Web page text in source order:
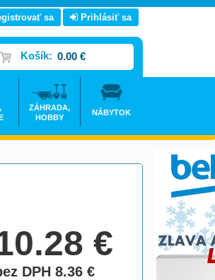
€
DPH 8.36€
sa Prihlásiť sa
Košík: 0.00 €
ZÁHRADA,
HOBBY
NÁBYTOK